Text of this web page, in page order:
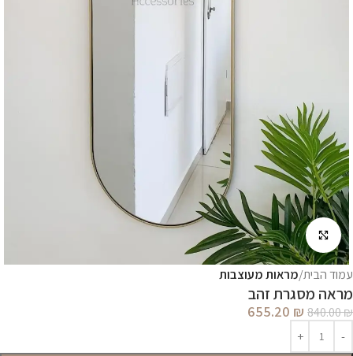
עמוד הבית מראות מעוצבות
מראה מסגרת זהב
840.00₪
655.20 ₪
לחץ להגדלה